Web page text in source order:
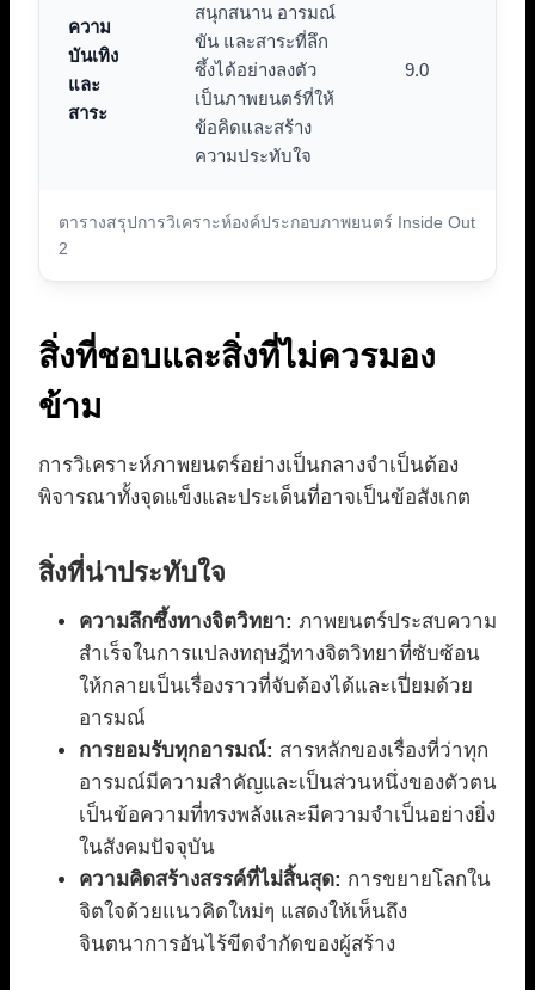
ตารางสรุปการวิเคราะห์องค์ประกอบภาพยนตร์ Inside Out
2
ความ
บันเทิง
และ
สาระ
สนุกสนาน อารมณ์
ขัน และสาระที่ลึก
ซึ้งได้อย่างลงตัว
เป็นภาพยนตร์ที่ให้
ข้อคิดและสร้าง
ความประทับใจ
9.0
สิ่งที่ชอบและสิ่งที่ไม่ควรมอง
ข้าม
การวิเคราะห์ภาพยนตร์อย่างเป็นกลางจำเป็นต้อง
พิจารณาทั้งจุดแข็งและประเด็นที่อาจเป็นข้อสังเกต
สิ่งที่น่าประทับใจ
ความลึกซึ้งทางจิตวิทยา: ภาพยนตร์ประสบความ
สำเร็จในการแปลงทฤษฎีทางจิตวิทยาที่ซับซ้อน
ให้กลายเป็นเรื่องราวที่จับต้องได้และเปี่ยมด้วย
อารมณ์
การยอมรับทุกอารมณ์: สารหลักของเรื่องที่ว่าทุก
อารมณ์มีความสำคัญและเป็นส่วนหนึ่งของตัวตน
เป็นข้อความที่ทรงพลังและมีความจำเป็นอย่างยิ่ง
ในสังคมปัจจุบัน
ความคิดสร้างสรรค์ที่ไม่สิ้นสุด: การขยายโลกใน
จิตใจด้วยแนวคิดใหม่ๆ แสดงให้เห็นถึง
จินตนาการอันไร้ขีดจำกัดของผู้สร้าง